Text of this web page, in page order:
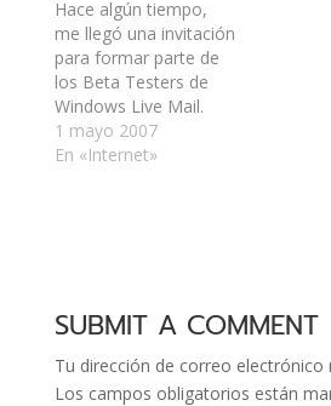
hacen, supongo que
estará…
Hace algún tiempo,
me llegó una invitación
para formar parte de
los Beta Testers de
Windows Live Mail.
Como tenía curiosidad
por su, aquel
persona generosa :P,
usé…
1 mayo 2007
En «Internet»
SUBMIT A COMMENT
Tu dirección de correo electrónico
Los campos obligatorios están